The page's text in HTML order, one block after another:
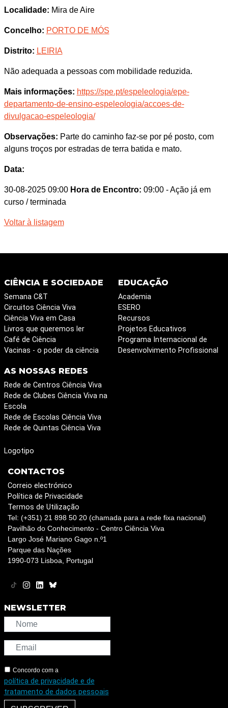
Localidade: Mira de Aire
Concelho: PORTO DE MÓS
Distrito: LEIRIA
Não adequada a pessoas com mobilidade reduzida.
Mais informações: https://spe.pt/espeleologia/epe-
departamento-de-ensino-espeleologia/accoes-de-
divulgacao-espeleologia/
Observações: Parte do caminho faz-se por pé posto, com
alguns troços por estradas de terra batida e mato.
Data:
30-08-2025 09:00 Hora de Encontro: 09:00 - Ação já em
curso / terminada
Voltar à listagem
CIÊNCIA E SOCIEDADE
Semana C&T
Circuitos Ciência Viva
Ciência Viva em Casa
Livros que queremos ler
Café de Ciência
Vacinas - o poder da ciência
EDUCAÇÃO
Academia
ESERO
Recursos
Projetos Educativos
Programa Internacional de
Desenvolvimento Profissional
AS NOSSAS REDES
Rede de Centros Ciência Viva
Rede de Clubes Ciência Viva na
Escola
Rede de Escolas Ciência Viva
Rede de Quintas Ciência Viva
Logotipo
CONTACTOS
Correio electrónico
Política de Privacidade
Termos de Utilização
Tel: (+351) 21 898 50 20 (chamada para a rede fixa nacional)
Pavilhão do Conhecimento - Centro Ciência Viva
Largo José Mariano Gago n.º1
Parque das Nações
1990-073 Lisboa, Portugal
NEWSLETTER
Concordo com a
política de privacidade e de
tratamento de dados pessoais